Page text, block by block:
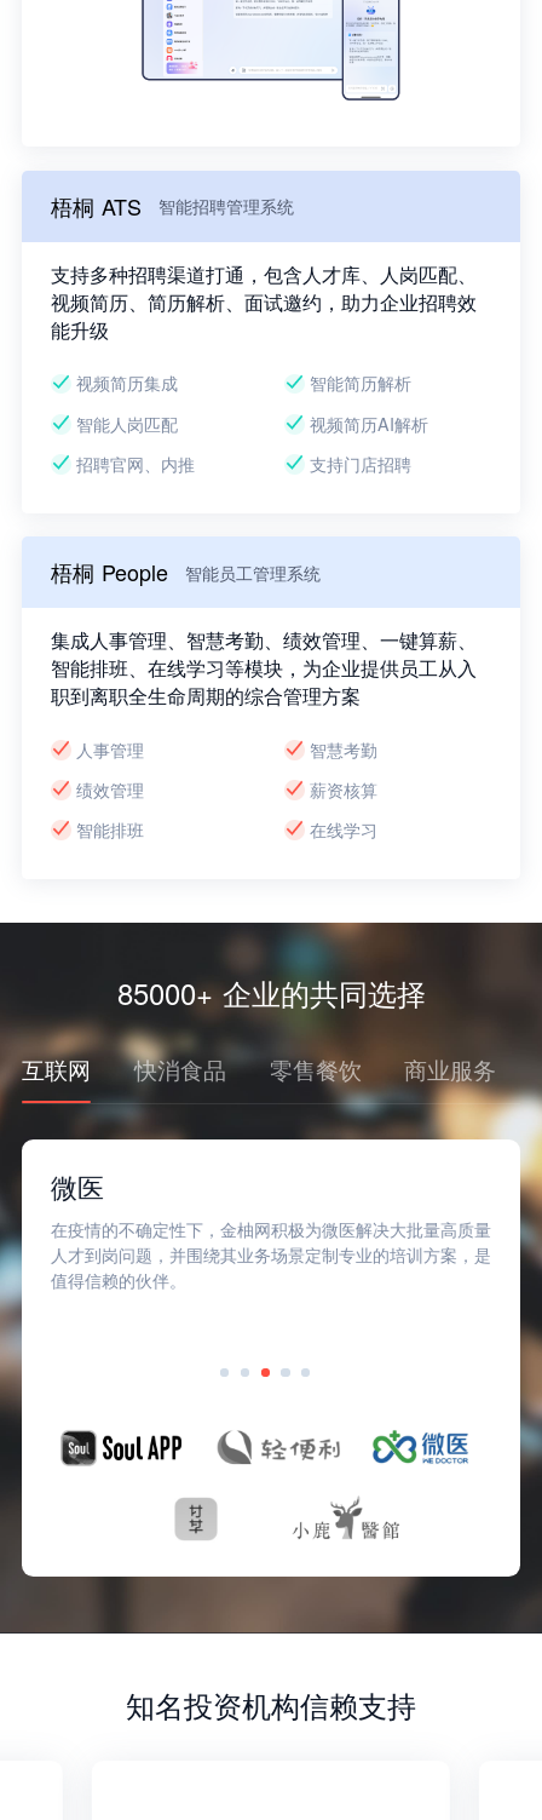
梧桐 ATS 智能招聘管理系统
支持多种招聘渠道打通，包含人才库、人岗匹配、
视频简历、简历解析、面试邀约，助力企业招聘效
能升级
视频简历集成
智能简历解析
智能人岗匹配
视频简历AI解析
招聘官网、内推
支持门店招聘
梧桐 People 智能员工管理系统
集成人事管理、智慧考勤、绩效管理、一键算薪、
智能排班、在线学习等模块，为企业提供员工从入
职到离职全生命周期的综合管理方案
人事管理
智慧考勤
绩效管理
薪资核算
智能排班
在线学习
85000+ 企业的共同选择
互联网 快消食品 零售餐饮 商业服务
微医
在疫情的不确定性下，金柚网积极为微医解决大批量高质量
人才到岗问题，并围绕其业务场景定制专业的培训方案，是
值得信赖的伙伴。
知名投资机构信赖支持